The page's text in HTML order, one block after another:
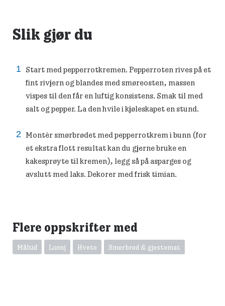
Slik gjør du
Start med pepperrotkremen. Pepperroten rives på et
fint rivjern og blandes med smøreosten, massen
vispes til den får en luftig konsistens. Smak til med
salt og pepper. La den hvile i kjøleskapet en stund.
Montèr smørbrødet med pepperrotkrem i bunn (for
et ekstra flott resultat kan du gjerne bruke en
kakesprøyte til kremen), legg så på asparges og
avslutt med laks. Dekorer med frisk timian.
Flere oppskrifter med
Måltid Lunsj Hvete Smørbrød & gjestemat